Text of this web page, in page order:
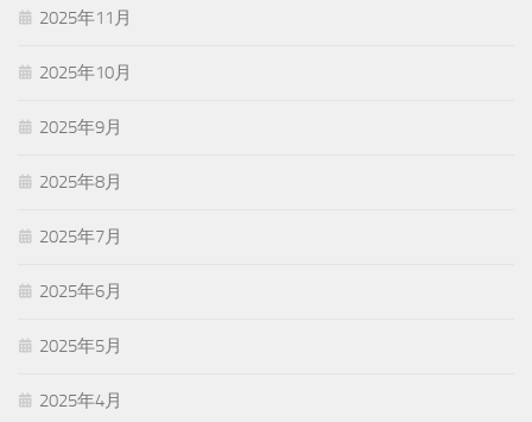
2025年11月
2025年10月
2025年9月
2025年8月
2025年7月
2025年6月
2025年5月
2025年4月